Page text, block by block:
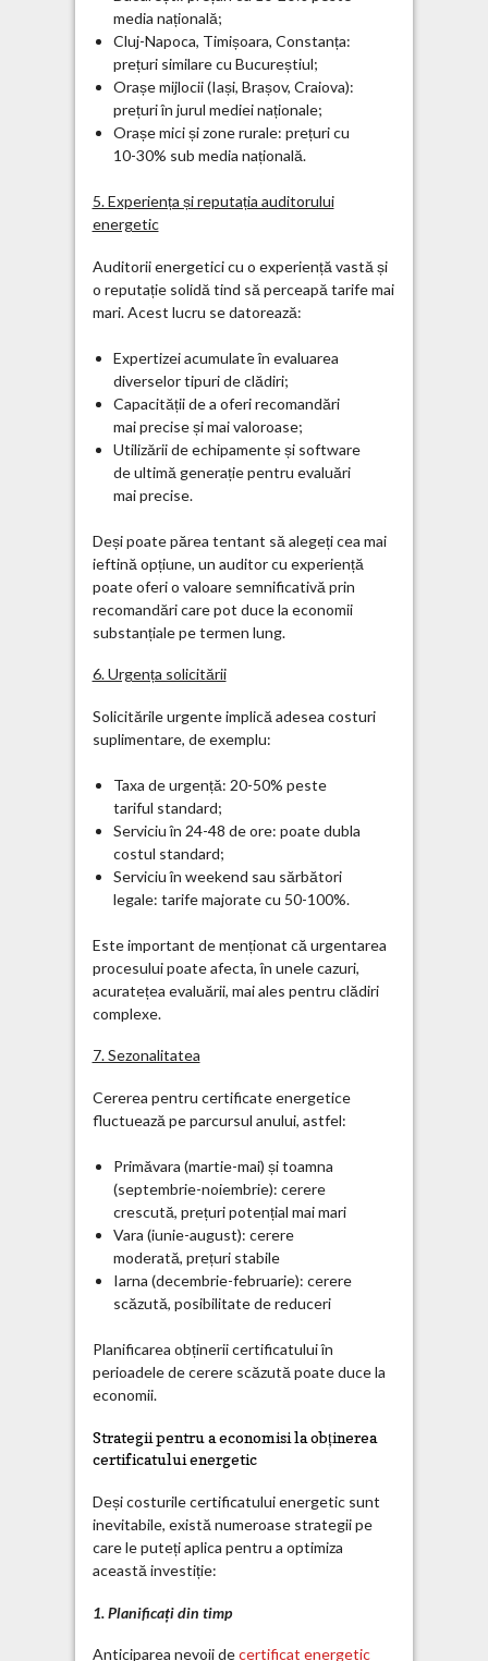
media națională;
Cluj-Napoca, Timișoara, Constanța:
prețuri similare cu Bucureștiul;
Orașe mijlocii (Iași, Brașov, Craiova):
prețuri în jurul mediei naționale;
Orașe mici și zone rurale: prețuri cu
10-30% sub media națională.
5. Experiența și reputația auditorului
energetic
Auditorii energetici cu o experiență vastă și
o reputație solidă tind să perceapă tarife mai
mari. Acest lucru se datorează:
Expertizei acumulate în evaluarea
diverselor tipuri de clădiri;
Capacității de a oferi recomandări
mai precise și mai valoroase;
Utilizării de echipamente și software
de ultimă generație pentru evaluări
mai precise.
Deși poate părea tentant să alegeți cea mai
ieftină opțiune, un auditor cu experiență
poate oferi o valoare semnificativă prin
recomandări care pot duce la economii
substanțiale pe termen lung.
6. Urgența solicitării
Solicitările urgente implică adesea costuri
suplimentare, de exemplu:
Taxa de urgență: 20-50% peste
tariful standard;
Serviciu în 24-48 de ore: poate dubla
costul standard;
Serviciu în weekend sau sărbători
legale: tarife majorate cu 50-100%.
Este important de menționat că urgentarea
procesului poate afecta, în unele cazuri,
acuratețea evaluării, mai ales pentru clădiri
complexe.
7. Sezonalitatea
Cererea pentru certificate energetice
fluctuează pe parcursul anului, astfel:
Primăvara (martie-mai) și toamna
(septembrie-noiembrie): cerere
crescută, prețuri potențial mai mari
Vara (iunie-august): cerere
moderată, prețuri stabile
Iarna (decembrie-februarie): cerere
scăzută, posibilitate de reduceri
Planificarea obținerii certificatului în
perioadele de cerere scăzută poate duce la
economii.
Strategii pentru a economisi la obținerea
certificatului energetic
Deși costurile certificatului energetic sunt
inevitabile, există numeroase strategii pe
care le puteți aplica pentru a optimiza
această investiție:
1. Planificați din timp
Anticiparea nevoii decertificat energetic